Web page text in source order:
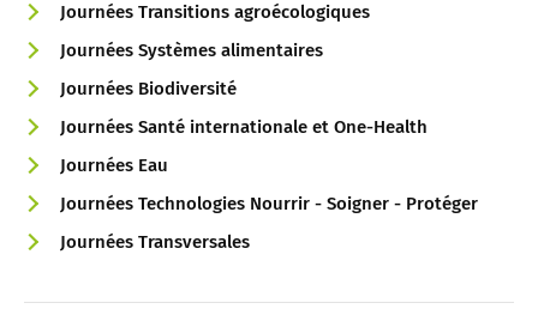
Journées Transitions agroécologiques
Journées Systèmes alimentaires
Journées Biodiversité
Journées Santé internationale et One-Health
Journées Eau
Journées Technologies Nourrir - Soigner - Protéger
Journées Transversales